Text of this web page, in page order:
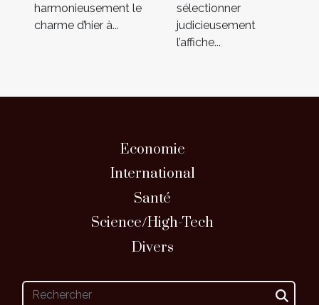
harmonieusement le
charme d’hier à...
sélectionner
judicieusement
l’affiche...
Economie
International
Santé
Science/High-Tech
Divers